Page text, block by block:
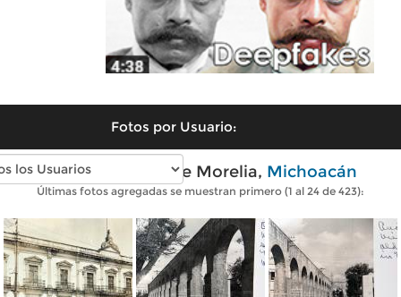
Fotos por Usuario:
Fotos antiguas de Morelia, Michoacán
Últimas fotos agregadas se muestran primero (1 al 24 de 423):